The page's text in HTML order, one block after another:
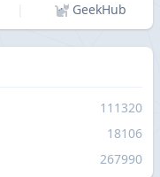
GeekHub
111320
18106
267990